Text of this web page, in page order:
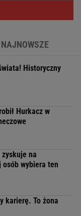
NAJNOWSZE
Historyczny
Hurkacz w
na
osób wybiera ten
karierę. To żona